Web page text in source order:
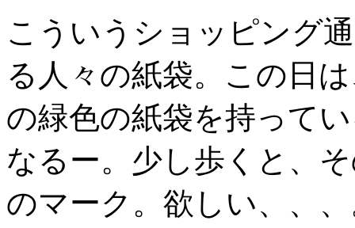
こういうショッピング
る人々の紙袋。この日
の緑色の紙袋を持って
なるー。少し歩くと、
のマーク。欲しい、、